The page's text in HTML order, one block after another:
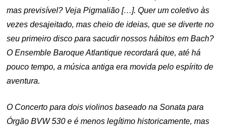
mas previsível? Veja Pigmalião […]. Quer um coletivo às
vezes desajeitado, mas cheio de ideias, que se diverte no
seu primeiro disco para sacudir nossos hábitos em Bach?
O Ensemble Baroque Atlantique recordará que, até há
pouco tempo, a música antiga era movida pelo espírito de
aventura.
O Concerto para dois violinos baseado na Sonata para
Órgão BVW 530 e é menos legítimo historicamente, mas